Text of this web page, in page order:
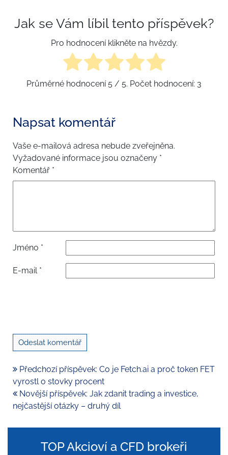
Jak se Vám líbil tento příspěvek?
Pro hodnocení klikněte na hvězdy.
Průměrné hodnocení5 / 5. Počet hodnocení: 3
Napsat komentář
Vaše e-mailová adresa nebude zveřejněna.
Vyžadované informace jsou označeny *
Komentář *
Jméno *
E-mail *
Předchozí příspěvek: Co je Fetch.ai a proč token FET
vyrostl o stovky procent
Novější příspěvek: Jak zdanit trading a investice,
nejčastější otázky – druhý díl
TOP Akcioví a CFD brokeři